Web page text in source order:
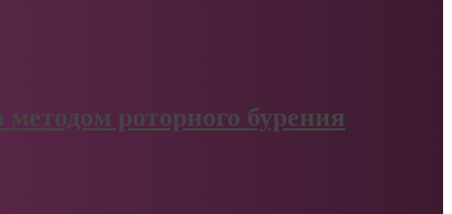
роторного бурения